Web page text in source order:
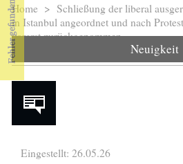
Sie sind hier
Home > Schließung der liberal
in Istanbul angeordnet und nach
vorerst zurückgenommen
Neuigkeit
Eingestellt: 26.05.26